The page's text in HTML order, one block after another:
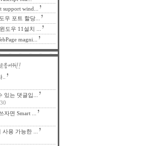
wind...
우 포트 할당...
도우 11설치 ...
magni...
있는 댓글입...
자면 Smart ...
용 가능한 ...